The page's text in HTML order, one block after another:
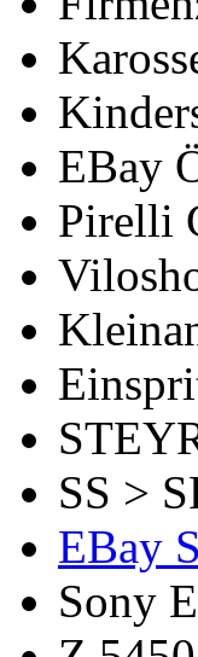
EBay
Pirelli
SS >
EBay
Sony